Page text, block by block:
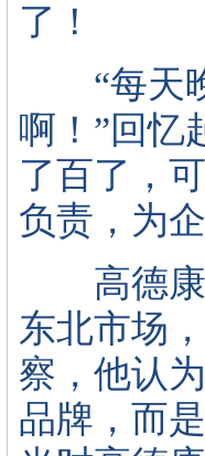
了！
“每天晚
啊！”回忆
了百了，
负责，为
高德康
东北市场
察，他认
品牌，而